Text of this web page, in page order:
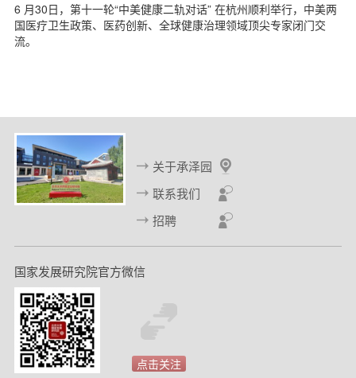
6 月30日，第十一轮“中美健康二轨对话” 在杭州顺利举行，中美两
国医疗卫生政策、医药创新、全球健康治理领域顶尖专家闭门交
流。
关于承泽园
联系我们
招聘
国家发展研究院官方微信
点击关注